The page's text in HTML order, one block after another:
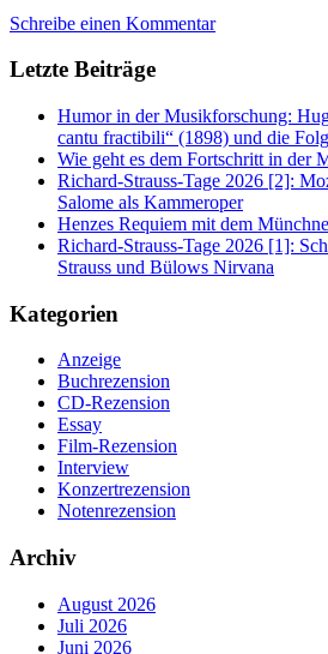
Schreibe einen Kommentar
Letzte Beiträge
Humor in der Musikforschung:
cantu fractibili“ (1898) und die
Wie geht es dem Fortschritt in der
Richard-Strauss-Tage 2026 [2]:
Salome als Kammeroper
Henzes Requiem mit dem
Richard-Strauss-Tage 2026 [1]:
Strauss und Bülows Nirvana
Kategorien
Anzeige
Buchrezension
CD-Rezension
Essay
Film-Rezension
Interview
Konzertrezension
Notenrezension
Archiv
August 2026
Juli 2026
Juni 2026